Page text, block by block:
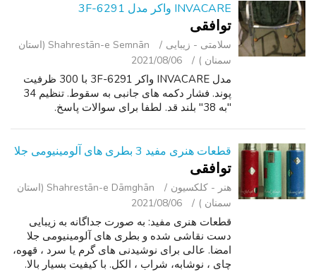
INVACARE واکر مدل 6291-3F
توافقی
سلامتی - زیبایی
Shahrestān-e Semnān (استان
سمنان )
2021/08/06
مدل INVACARE واکر 6291-3F با 300 ظرفیت
پوند. فشار دکمه های جانبی به سقوط. تنظیم 34
"به 38" بلند قد. لطفا برای سوالات پاسخ.
قطعات هنری مفید 3 بطری های آلومینیومی جلا
توافقی
هنر - کلکسیون
Shahrestān-e Dāmghān (استان
سمنان )
2021/08/06
قطعات هنری مفید: به صورت جداگانه به زیبایی
دست نقاشی شده و بطری های آلومینیومی جلا
امضا. عالی برای نوشیدنی های گرم یا سرد ، قهوه،
چای ، نوشابه، شراب ، الکل. با کیفیت بسیار بالا.